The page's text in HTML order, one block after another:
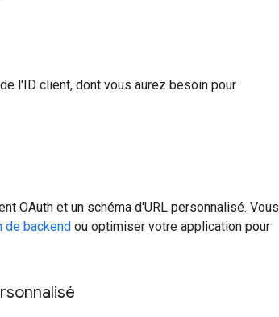
l'ID client, dont vous aurez besoin pour
OAuth et un schéma d'URL personnalisé. Vous
de backend ou optimiser votre application pour